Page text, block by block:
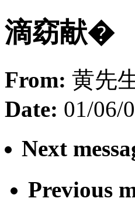
滴窈献�
From: 黄先
Date: 01/06/
Next
Previous